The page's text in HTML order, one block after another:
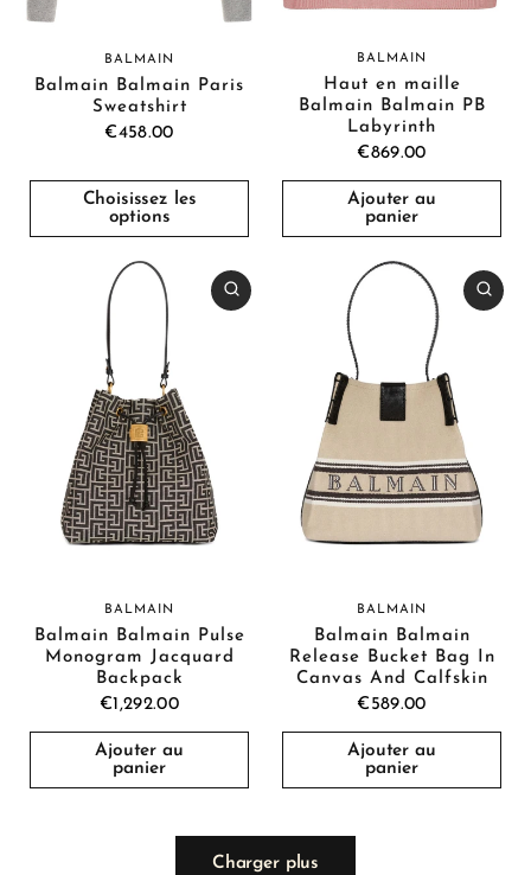
BALMAIN
Balmain Balmain Paris
Sweatshirt
€458.00
Choisissez les
options
BALMAIN
Haut en maille
Balmain Balmain PB
Labyrinth
€869.00
Ajouter au
panier
BALMAIN
Balmain Balmain Pulse
Monogram Jacquard
Backpack
€1,292.00
Ajouter au
panier
BALMAIN
Balmain Balmain
Release Bucket Bag In
Canvas And Calfskin
€589.00
Ajouter au
panier
Charger plus